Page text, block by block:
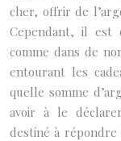
cher, offrir de
Cependant, il est
comme dans de
entourant les
quelle somme
avoir à le
destiné à répondre